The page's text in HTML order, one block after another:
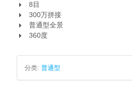
8目
300万拼接
普通型全景
360度
分类: 普通型